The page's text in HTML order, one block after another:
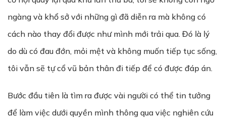
ngàng và khổ sở với những gì đã diễn ra mà không có
cách nào thay đổi được như mình mới trải qua. Đó là lý
do dù có đau đớn, mỏi mệt và không muốn tiếp tục sống,
tôi vẫn sẽ tự cổ vũ bản thân đi tiếp để có được đáp án.
Bước đầu tiên là tìm ra được vài người có thể tin tưởng
để làm việc dưới quyền mình thông qua việc nghiên cứu